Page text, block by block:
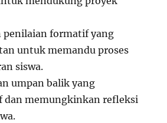
penilaian formatif yang
untuk memandu proses
siswa.
umpan balik yang
memungkinkan refleksi